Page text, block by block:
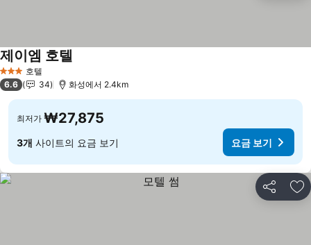
3 성급 호텔
제이엠 호텔
6.6 34 화성에서 2.4km
최저가 ₩27,875
3개 사이트의 요금 보기 요금 보기
공유 즐